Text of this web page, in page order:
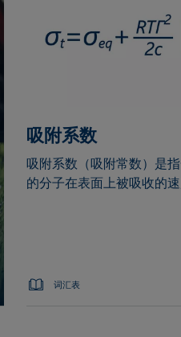
吸附系数
吸附系数（吸附常数）是
的分子在表面上被吸收的速
词汇表